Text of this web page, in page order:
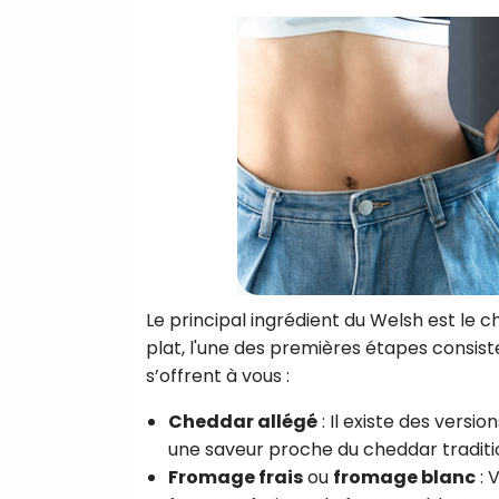
Le principal ingrédient du Welsh est le
plat, l'une des premières étapes
s’offrent à vous :
Cheddar allégé: Il existe des
une saveur proche du cheddar
Fromage fraisou fromage blanc: